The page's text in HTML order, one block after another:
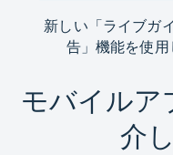
新しい「ライブガ
告」機能を使用
モバイルア
介